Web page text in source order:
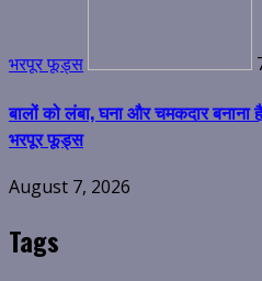
भरपूर फूड्स
बालों को लंबा, घना और चमकदार बनाना
भरपूर फूड्स
August 7, 2026
Tags